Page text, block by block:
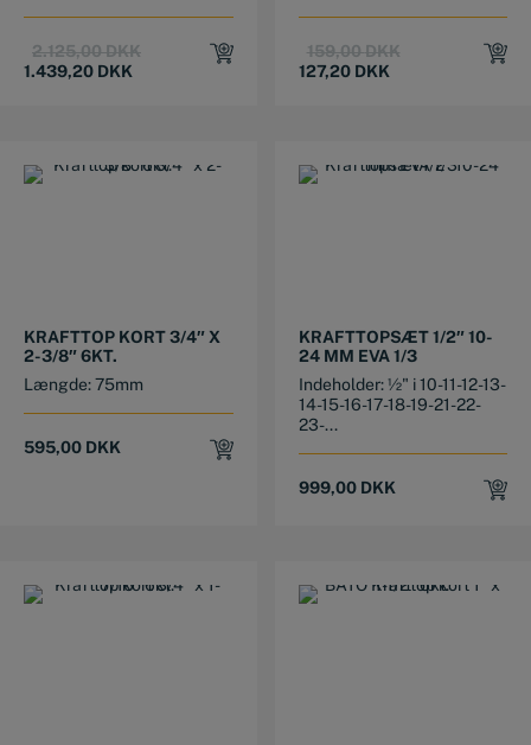
2.125,00DKKOriginal
1.439,20 DKK
Current
159,00DKKOriginal
127,20 DKK
Current
KRAFTTOP KORT 3/4″ X
2-3/8″ 6KT.
Længde: 75mm
595,00 DKK
KRAFTTOPSÆT 1/2″ 10-
24 MM EVA 1/3
Indeholder: ½" i 10-11-12-13-
14-15-16-17-18-19-21-22-
23-...
999,00 DKK